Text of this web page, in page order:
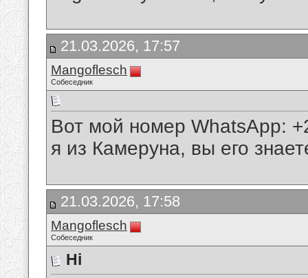
21.03.2026, 17:57
Mangoflesch
Собеседник
Вот мой номер WhatsApp:
я из Камеруна, вы его
21.03.2026, 17:58
Mangoflesch
Собеседник
Hi